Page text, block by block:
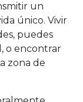
un
único. Vivir
puedes
o encontrar
zona de